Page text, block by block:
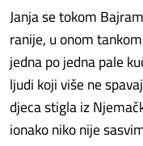
Janja se tokom
ranije, u onom
jedna po jedna pale
ljudi koji više ne
djeca stigla iz
ionako niko nije